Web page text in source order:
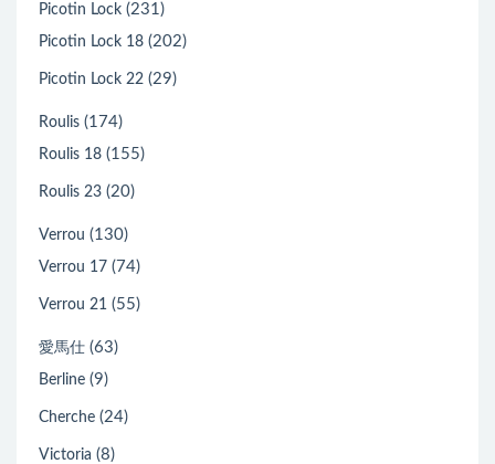
Picotin Lock (231)
Picotin Lock 18 (202)
Picotin Lock 22 (29)
Roulis (174)
Roulis 18 (155)
Roulis 23 (20)
Verrou (130)
Verrou 17 (74)
Verrou 21 (55)
愛馬仕 (63)
Berline (9)
Cherche (24)
Victoria (8)